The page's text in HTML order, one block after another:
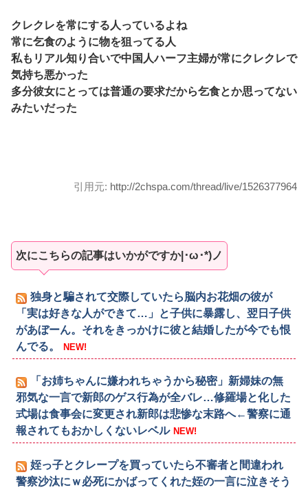
クレクレを常にする人っているよね
常に乞食のように物を狙ってる人
私もリアル知り合いで中国人ハーフ主婦が常にクレクレで
気持ち悪かった
多分彼女にとっては普通の要求だから乞食とか思ってない
みたいだった
引用元: http://2chspa.com/thread/live/1526377964
次にこちらの記事はいかがですか|･ω･*)ノ
独身と騙されて交際していたら脳内お花畑の彼が
「実は好きな人ができて…」と子供に暴露し、翌日子供
があぼーん。それをきっかけに彼と結婚したが今でも恨
んでる。
NEW!
「お姉ちゃんに嫌われちゃうから秘密」新婦妹の無
邪気な一言で新郎のゲス行為が全バレ…修羅場と化した
式場は食事会に変更され新郎は悲惨な末路へ←警察に通
報されてもおかしくないレベル NEW!
姪っ子とクレープを買っていたら不審者と間違われ
警察沙汰にｗ必死にかばってくれた姪の一言に泣きそう